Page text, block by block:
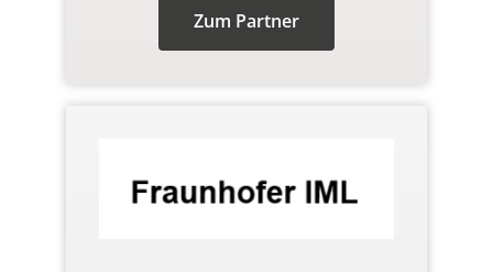
Zum Partner